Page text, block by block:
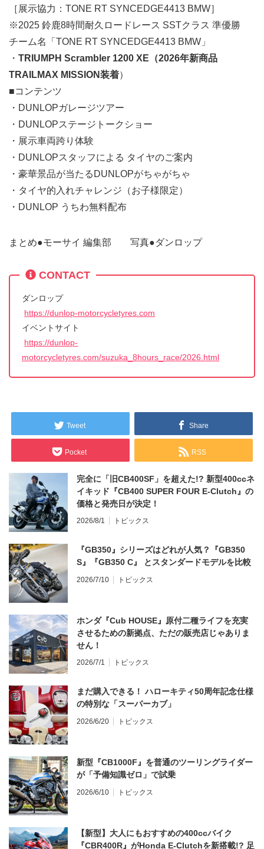
［展示協力：TONE RT SYNCEDGE4413 BMW］
※2025 鈴鹿8時間耐久ロードレース SSTクラス 準優勝
チーム名「TONE RT SYNCEDGE4413 BMW」
・ TRIUMPH Scrambler 1200 XE（2026年新商品
TRAILMAX MISSION装着）
■コンテンツ
・DUNLOPガレージツアー
・DUNLOPステージトークショー
・展示車両跨り体験
・DUNLOPスタッフによる タイヤのご案内
・豪華景品が当たるDUNLOPがちゃがちゃ
・タイヤ的入れチャレンジ（お子様限定）
・DUNLOP うちわ無料配布
まとめ●モーサイ 編集部 写真●ダンロップ
CONTACT
ダンロップ
https://dunlop-motorcycletyres.com
イベントサイト
https://dunlop-
motorcycletyres.com/suzuka_8hours_race/2026.html
Tweet Share
Pocket RSS
完全に「旧CB400SF」を超えた!? 新型400ccネ
イキッド『CB400 SUPER FOUR E-Clutch』の
価格と発売日が決定！
2026/8/1 トピックス
『GB350』シリーズはどれが人気？『GB350
S』『GB350 C』 とスタンダードモデルを比較
2026/7/10 トピックス
ホンダ『Cub HOUSE』原付二種ライフを充実
させるための新拠点、ただの販売店じゃありま
せん！
2026/7/1 トピックス
まだ購入できる！ ハローキティ50周年記念仕様
の特別な「スーパーカブ」
2026/6/20 トピックス
新型『CB1000F』を普通のツーリングライダー
が「予備知識ゼロ」で試乗
2026/6/10 トピックス
【新型】大人にもおすすめの400ccバイク
『CBR400R』がHonda E-Clutchを新搭載!? 足